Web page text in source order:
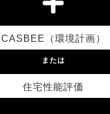
5
6
3
4
CASBEE（環境計画）
または
住宅性能評価